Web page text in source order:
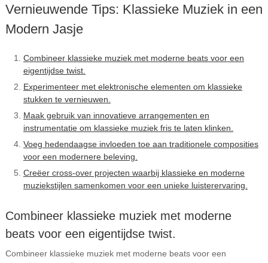
Vernieuwende Tips: Klassieke Muziek in een
Modern Jasje
Combineer klassieke muziek met moderne beats voor een
eigentijdse twist.
Experimenteer met elektronische elementen om klassieke
stukken te vernieuwen.
Maak gebruik van innovatieve arrangementen en
instrumentatie om klassieke muziek fris te laten klinken.
Voeg hedendaagse invloeden toe aan traditionele composities
voor een modernere beleving.
Creëer cross-over projecten waarbij klassieke en moderne
muziekstijlen samenkomen voor een unieke luisterervaring.
Combineer klassieke muziek met moderne
beats voor een eigentijdse twist.
Combineer klassieke muziek met moderne beats voor een